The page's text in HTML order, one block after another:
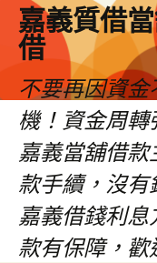
嘉義質借
借
不要再因資
機！資金周轉
嘉義當舖借
款手續，沒有
嘉義借錢利
款有保障，歡